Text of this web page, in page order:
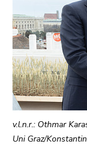
v.l.n.r.: Othmar
Uni Graz/